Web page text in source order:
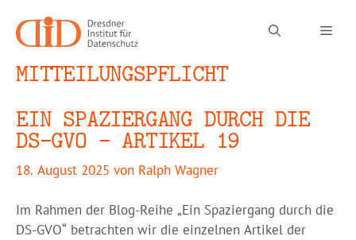
Inhalt
springen
MITTEILUNGSPFLICHT
EIN SPAZIERGANG DURCH DIE
DS-GVO – ARTIKEL 19
18. August 2025 von Ralph Wagner
Im Rahmen der Blog-Reihe „Ein Spaziergang durch die
DS-GVO“ betrachten wir die einzelnen Artikel der